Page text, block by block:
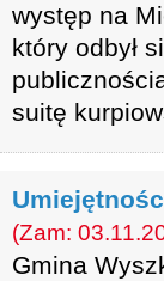
występ na
który odbył
suitę
(Zam:
Gmina